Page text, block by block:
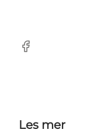
Facebook
Les mer